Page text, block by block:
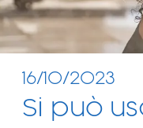
16/10/2023
Si può